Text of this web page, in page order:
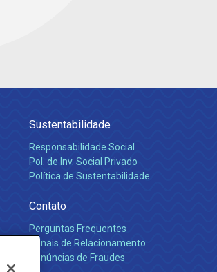
Sustentabilidade
Responsabilidade Social
Pol. de Inv. Social Privado
Política de Sustentabilidade
Contato
Perguntas Frequentes
Canais de Relacionamento
Denúncias de Fraudes